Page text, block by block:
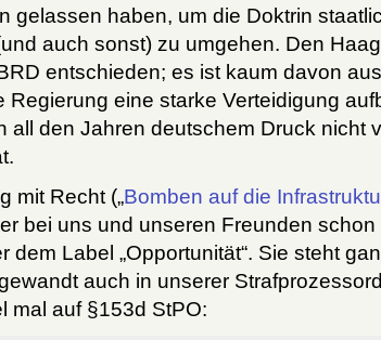
gelassen haben, um die Doktrin
auch sonst) zu umgehen. Den
entschieden; es ist kaum davon
Regierung eine starke Verteidigung
all den Jahren deutschem Druck nicht
mit Recht („Bomben auf die
bei uns und unseren Freunden schon
dem Label „Opportunität“. Sie steht
auch in unserer
mal auf §153d StPO: